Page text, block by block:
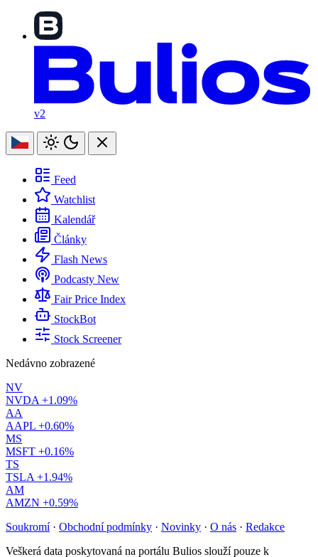
v2
Feed
Watchlist
Kalendář
Články
Flash News
Podcasty New
Fair Price Index
StockBot
Stock Screener
Nedávno zobrazené
NV
NVDA +1.09%
AA
AAPL +0.60%
MS
MSFT +0.16%
TS
TSLA +1.94%
AM
AMZN +0.59%
Soukromí · Obchodní podmínky · Novinky · O nás · Redakce
Veškerá data poskytovaná na portálu Bulios slouží pouze k